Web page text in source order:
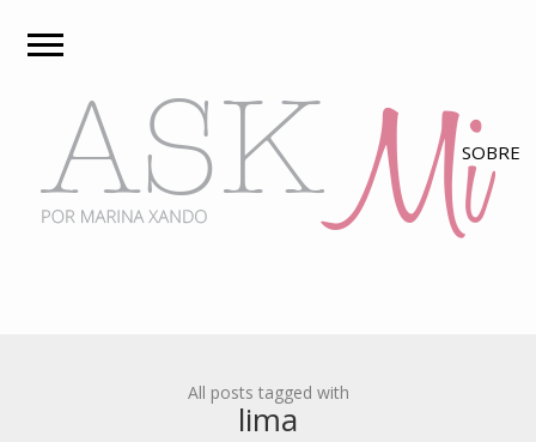
All posts tagged with
lima